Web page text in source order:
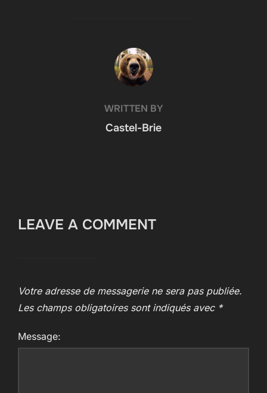
POST AUTHOR
WRITTEN BY
Castel-Brie
LEAVE A COMMENT
Votre adresse de messagerie ne sera pas publiée.
Les champs obligatoires sont indiqués avec *
Message: